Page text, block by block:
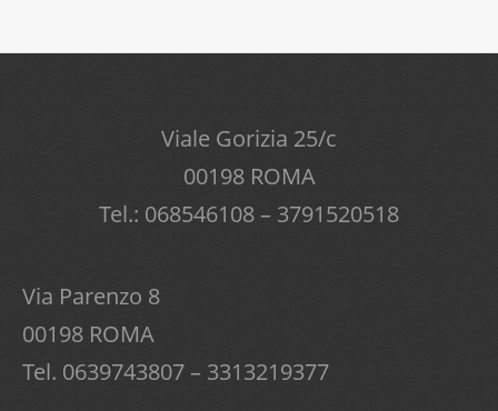
Viale Gorizia 25/c
00198 ROMA
Tel.: 068546108 – 3791520518
Via Parenzo 8
00198 ROMA
Tel. 0639743807 – 3313219377